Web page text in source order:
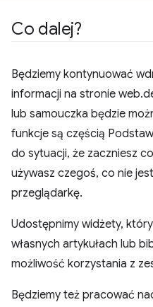
Co dalej?
Będziemy kontynuować
informacji na stronie
lub samouczka będzie
funkcje są częścią
do sytuacji, że zaczniesz
używasz czegoś, co nie
przeglądarkę.
Udostępnimy widżety,
własnych artykułach lub
możliwość korzystania z
Będziemy też pracować